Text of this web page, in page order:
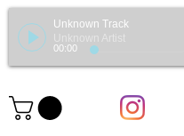
Unknown Track
Unknown Artist
00:00